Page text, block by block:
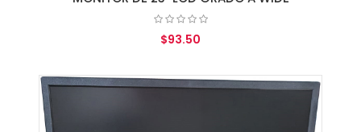
$93.50
AGREGAR AL CARRITO